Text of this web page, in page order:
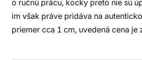
o ručnú prácu, kocky preto nie sú
im však práve pridáva na
priemer cca 1 cm, uvedená cena je